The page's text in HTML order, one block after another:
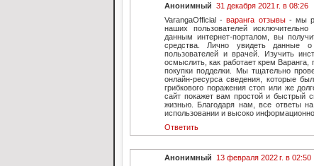
Анонимный 31 декабря 2021 г. в 08:26
VarangaOfficial -варанга отзывы- мы
наших пользователей
данным интернет-порталом, вы
средства. Лично увидеть данные о
пользователей и врачей. Изучить
осмыслить, как работает крем
покупки подделки. Мы тщательно
онлайн-ресурса сведения, которые
грибкового поражения стоп или же
сайт покажет вам простой и быстрый
жизнью. Благодаря нам, все ответы
использовании и высоко
Ответить
Анонимный
13 февраля 2022 г. в 02:50